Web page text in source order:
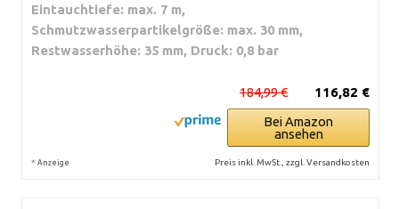
Eintauchtiefe: max. 7 m,
Schmutzwasserpartikelgröße: max. 30 mm,
Restwasserhöhe: 35 mm, Druck: 0,8 bar
116,82 €
184,99 €
Bei Amazon
ansehen
* Anzeige Preis inkl. MwSt., zzgl. Versandkosten